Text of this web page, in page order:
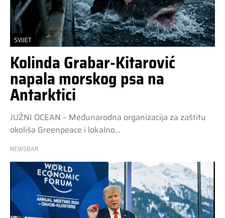
SVIJET
Kolinda Grabar-Kitarović
napala morskog psa na
Antarktici
JUŽNI OCEAN – Međunarodna organizacija za zaštitu
okoliša Greenpeace i lokalno…
NEWSBAR